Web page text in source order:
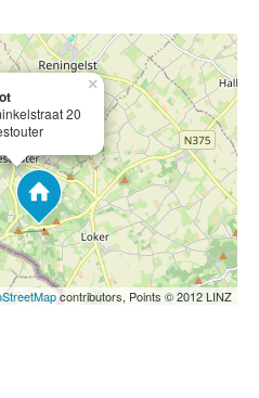
20
×
contributors, Points © 2012 LINZ